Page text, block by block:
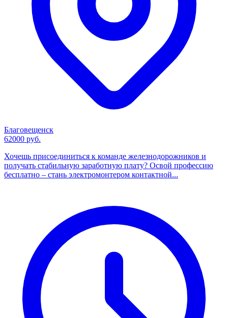
Благовещенск
62000 руб.
Хочешь присоединиться к команде железнодорожников и
получать стабильную заработную плату? Освой профессию
бесплатно – стань электромонтером контактной...